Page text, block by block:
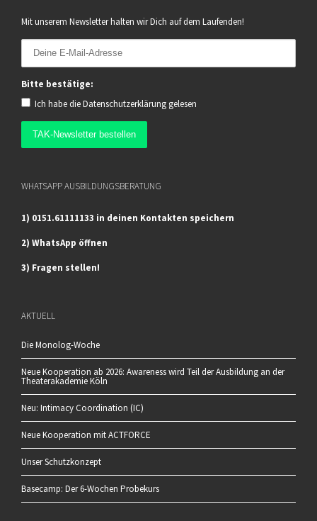
Mit unserem Newsletter halten wir Dich auf dem Laufenden!
Bitte bestätige:
Ich habe dieDatenschutzerklärung gelesen
WHATSAPP AUSBILDUNGSBERATUNG
1) 0151.61111133 in deinen Kontakten speichern
2) WhatsApp öffnen
3) Fragen stellen!
AKTUELL
Die Monolog-Woche
Neue Kooperation ab 2026: Awareness wird Teil der Ausbildung an der
Theaterakademie Köln
Neu: Intimacy Coordination (IC)
Neue Kooperation mit ACTFORCE
Unser Schutzkonzept
Basecamp: Der 6-Wochen Probekurs